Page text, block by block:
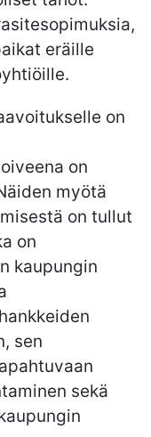
eräille
on
on
myötä
on tullut
on
kaupungin
sen
sekä